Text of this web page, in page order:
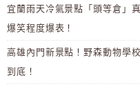
宜蘭雨天冷氣景點「頭等倉」
爆笑程度爆表！
高雄內門新景點！野森動物學
到底！